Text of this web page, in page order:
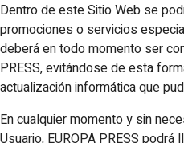
Dentro de este Sitio Web se
promociones o servicios
deberá en todo momento ser
PRESS, evitándose de esta
actualización informática que
En cualquier momento y sin
Usuario, EUROPA PRESS